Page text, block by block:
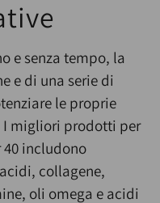
e senza tempo, la
e di una serie di
le proprie
I migliori prodotti per
includono
collagene,
oli omega e acidi